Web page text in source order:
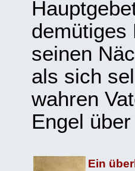
demütiges
seinen
als sich
wahren
Engel
Ein